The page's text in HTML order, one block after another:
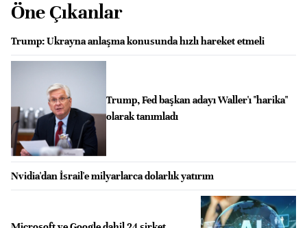
Öne Çıkanlar
Trump: Ukrayna anlaşma konusunda hızlı hareket etmeli
Trump, Fed başkan adayı Waller'ı "harika"
olarak tanımladı
Nvidia'dan İsrail'e milyarlarca dolarlık yatırım